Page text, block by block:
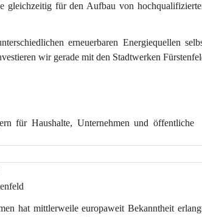
gleichzeitig für den Aufbau von
erneuerbaren Energiequellen
wir gerade mit den Stadtwerken
für Haushalte, Unternehmen und öffentliche
hat mittlerweile europaweit Bekanntheit